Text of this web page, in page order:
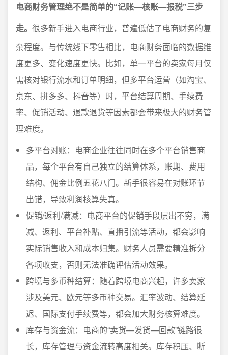
电商财务管理绝不是简单的“记账—核账—报税”三步
走。 很多新手进入电商行业，普遍低估了电商财务的复
杂程度。与传统线下零售相比，电商财务面临的数据维
度更多、变化速度更快。比如，单一平台的卖家每月仅
需核对银行流水和订单明细，但多平台运营（如淘宝、
京东、拼多多、抖音等）时，平台结算周期、手续费
率、促销活动、退款退货等因素都会带来极大的财务管
理难度。
多平台对账：电商企业往往同时在多个平台销售商
品，每个平台有自己独立的结算体系，账期、费用
结构、佣金比例五花八门。新手很容易在对账环节
出错，导致利润核算失真。
促销/返利/满减：电商平台的促销手段层出不穷，满
减、返利、平台补贴、直播引流等活动，都会影响
实际销售收入和成本归集。财务人员需要精准拆分
各项收支，否则无法准确评估活动效果。
跨境与多币种结算：随着跨境电商兴起，许多卖家
涉及美元、欧元等多币种交易。汇率波动、结算延
迟、国际支付手续费等，都会加大财务核算难度。
库存与资金流：电商的“卖货—发货—回款”链路很
长，库存管理与资金流转高度相关。库存积压、断